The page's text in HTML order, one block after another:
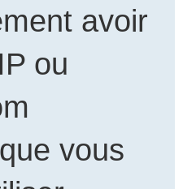
avoir
ou
vous